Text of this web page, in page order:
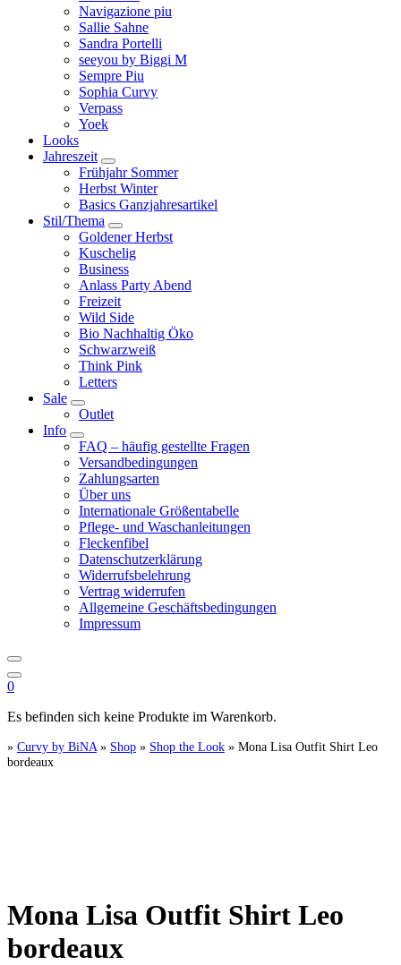
Navigazione piu
Sallie Sahne
Sandra Portelli
seeyou by Biggi M
Sempre Piu
Sophia Curvy
Verpass
Yoek
Looks
Jahreszeit
Frühjahr Sommer
Herbst Winter
Basics Ganzjahresartikel
Stil/Thema
Goldener Herbst
Kuschelig
Business
Anlass Party Abend
Freizeit
Wild Side
Bio Nachhaltig Öko
Schwarzweiß
Think Pink
Letters
Sale
Outlet
Info
FAQ – häufig gestellte Fragen
Versandbedingungen
Zahlungsarten
Über uns
Internationale Größentabelle
Pflege- und Waschanleitungen
Fleckenfibel
Datenschutzerklärung
Widerrufsbelehrung
Vertrag widerrufen
Allgemeine Geschäftsbedingungen
Impressum
0
Es befinden sich keine Produkte im Warenkorb.
» Curvy by BiNA » Shop » Shop the Look » Mona Lisa Outfit Shirt Leo
bordeaux
Mona Lisa Outfit Shirt Leo
bordeaux